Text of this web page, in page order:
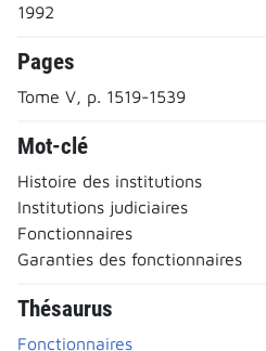
1992
Pages
Tome V, p. 1519-1539
Mot-clé
Histoire des institutions
Institutions judiciaires
Fonctionnaires
Garanties des fonctionnaires
Thésaurus
Fonctionnaires